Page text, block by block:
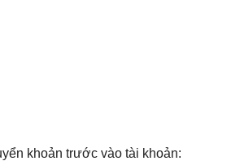
khoản trước vào tài khoản: